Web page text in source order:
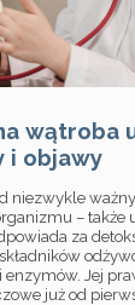
wątroba
i objawy
niezwykle
– także
za
enzymów. Jej
już od